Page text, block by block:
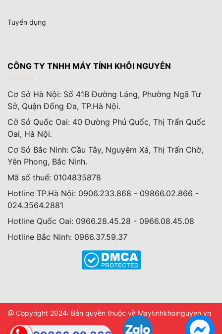
Tuyển dụng
CÔNG TY TNHH MÁY TÍNH KHÔI NGUYÊN
Cơ Sở Hà Nội: Số 41B Đường Láng, Phường Ngã Tư
Sở, Quận Đống Đa, TP.Hà Nội.
Cở Sở Quốc Oai: 40 Đường Phủ Quốc, Thị Trấn Quốc
Oai, Hà Nội.
Cơ Sở Bắc Ninh: Cầu Tây, Nguyêm Xá, Thị Trấn Chờ,
Yên Phong, Bắc Ninh.
Mã số thuế: 0104835878
Hotline TP.Hà Nội: 0906.233.868 - 09866.02.866 -
024.3564.2881
Hotline Quốc Oai: 0966.28.45.28 - 0966.08.45.08
Hotline Bắc Ninh: 0966.37.59.37
@ Copyright 2024: Bản quyền thuộc về Maytinhkhoinguyen.vn